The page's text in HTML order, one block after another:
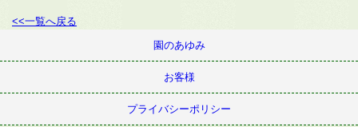
<<一覧へ戻る
園のあゆみ
お客様
プライバシーポリシー